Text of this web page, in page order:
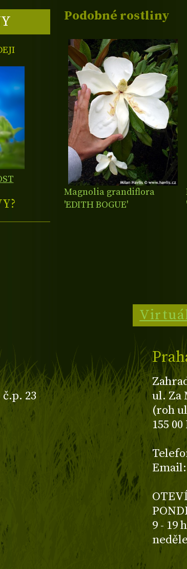
Podobné rostliny
Magnolia grandiflora
'EDITH BOGUE'
23
ul. Za
(roh
155
9 - 19